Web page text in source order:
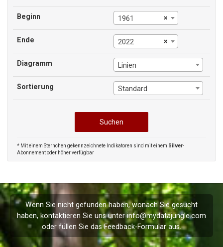
Beginn ×
1961
Ende ×
2022
Diagramm Linien
Sortierung Standard
* Mit einem Sternchen gekennzeichnete Indikatoren sind mit einem Silver-
Abonnement oder höher verfügbar
Wenn Sie nicht gefunden haben, wonach Sie gesucht
haben, kontaktieren Sie uns unterinfo@mydatajungle.com
oder füllen Sie dasFeedback-Formular aus.